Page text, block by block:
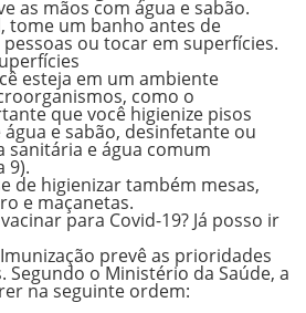
as mãos com água e sabão.
tome um banho antes de
ou tocar em superfícies.
esteja em um ambiente
como o
que você higienize pisos
água e sabão, desinfetante ou
sanitária e água comum
9).
de higienizar também mesas,
e maçanetas.
para Covid-19? Já posso ir
prevê as prioridades
Segundo o Ministério da Saúde, a
na seguinte ordem: